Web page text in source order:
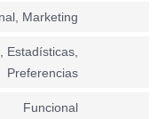
Marketing
Estadísticas,
Preferencias
Funcional